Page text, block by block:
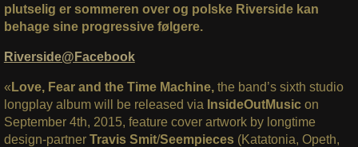
plutselig er sommeren over og polske Riverside kan
behage sine progressive følgere.
Riverside@Facebook
« Love, Fear and the Time Machine,the band’s sixth studio
longplay album will be released via InsideOutMusic on
September 4th, 2015, feature cover artwork by longtime
design-partnerTravis Smit/Seempieces (Katatonia, Opeth,